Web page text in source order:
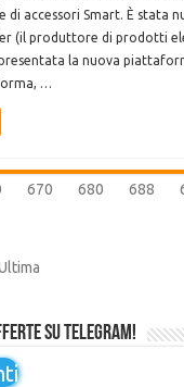
di accessori Smart. È stata
(il produttore di prodotti
la nuova
…
670 680 688
su Telegram!